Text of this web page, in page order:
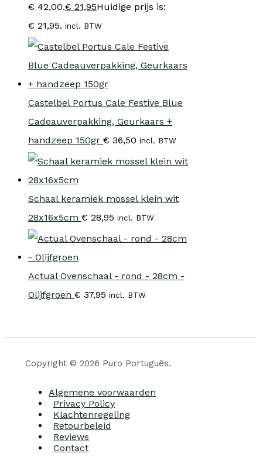
€ 42,00.€ 21,95Huidige prijs is:
€ 21,95. incl. BTW
Castelbel Portus Cale Festive Blue
Cadeauverpakking, Geurkaars +
handzeep 150gr € 36,50 incl. BTW
Schaal keramiek mossel klein wit
28x16x5cm € 28,95 incl. BTW
Actual Ovenschaal - rond - 28cm -
Olijfgroen € 37,95 incl. BTW
Copyright © 2026 Puro Português.
Algemene voorwaarden
Privacy Policy
Klachtenregeling
Retourbeleid
Reviews
Contact